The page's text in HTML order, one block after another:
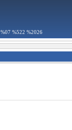
%07 %522 %2026